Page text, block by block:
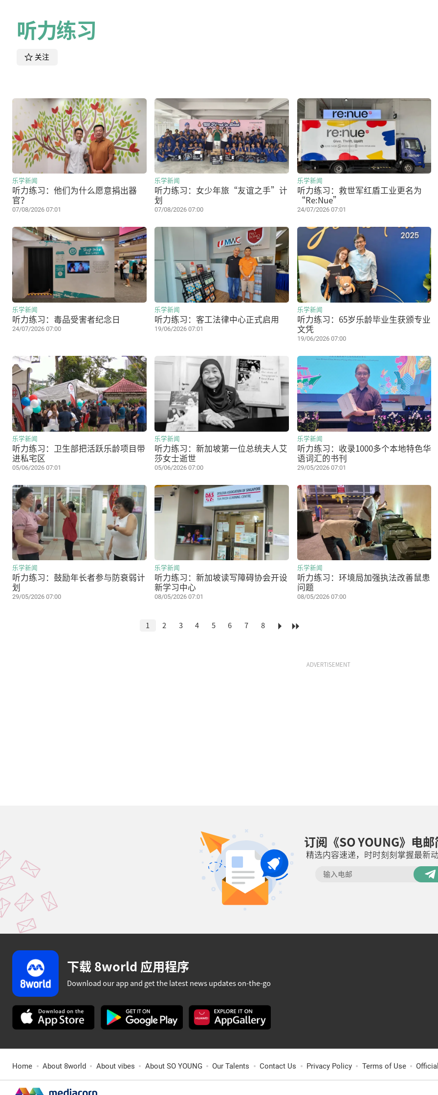
听力练习
关注
听力练习：他们为什么愿意捐出器
官？
乐学新闻
07/08/2026 07:01
听力练习：女少年旅“友谊之手”计
划
乐学新闻
07/08/2026 07:00
听力练习：救世军红盾工业更名为
“Re:Nue”
乐学新闻
24/07/2026 07:01
听力练习：毒品受害者纪念日
乐学新闻
24/07/2026 07:00
听力练习：客工法律中心正式启用
乐学新闻
19/06/2026 07:01
听力练习：65岁乐龄毕业生获颁专业
文凭
乐学新闻
19/06/2026 07:00
听力练习：卫生部把活跃乐龄项目带
进私宅区
乐学新闻
05/06/2026 07:01
听力练习：新加坡第一位总统夫人艾
莎女士逝世
乐学新闻
05/06/2026 07:00
听力练习：收录1000多个本地特色华
语词汇的书刊
乐学新闻
29/05/2026 07:01
听力练习：鼓励年长者参与防衰弱计
划
乐学新闻
29/05/2026 07:00
听力练习：新加坡读写障碍协会开设
新学习中心
乐学新闻
08/05/2026 07:01
听力练习：环境局加强执法改善鼠患
问题
乐学新闻
08/05/2026 07:00
1 2 3 4 5 6 7 8
ADVERTISEMENT
订阅《SO YOUNG》电
精选内容速递，时时刻刻掌握最新动
下载 8world 应用程序
Download our app and get the latest news updates on-the-go
Home About 8world About vibes About SO YOUNG Our Talents Contact Us Privacy Policy Terms of Use